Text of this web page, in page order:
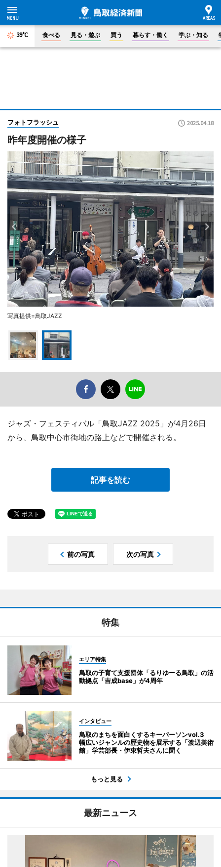
39°C 食べる 見る・遊ぶ 買う 暮らす・働く 学ぶ・知る
フォトフラッシュ 2025.04.18
昨年度開催の様子
写真提供=鳥取JAZZ
ジャズ・フェスティバル「鳥取JAZZ 2025」が4月26日
から、鳥取中心市街地の路上などで開催される。
記事を読む
前の写真 次の写真
特集
エリア特集
鳥取の子育て支援団体「るりゆーる鳥取」の活
動拠点「吉成base」が4周年
インタビュー
鳥取のまちを面白くするキーパーソンvol.3
幅広いジャンルの歴史物を展示する「渡辺美術
館」学芸部長・伊東哲夫さんに聞く
もっと見る
最新ニュース